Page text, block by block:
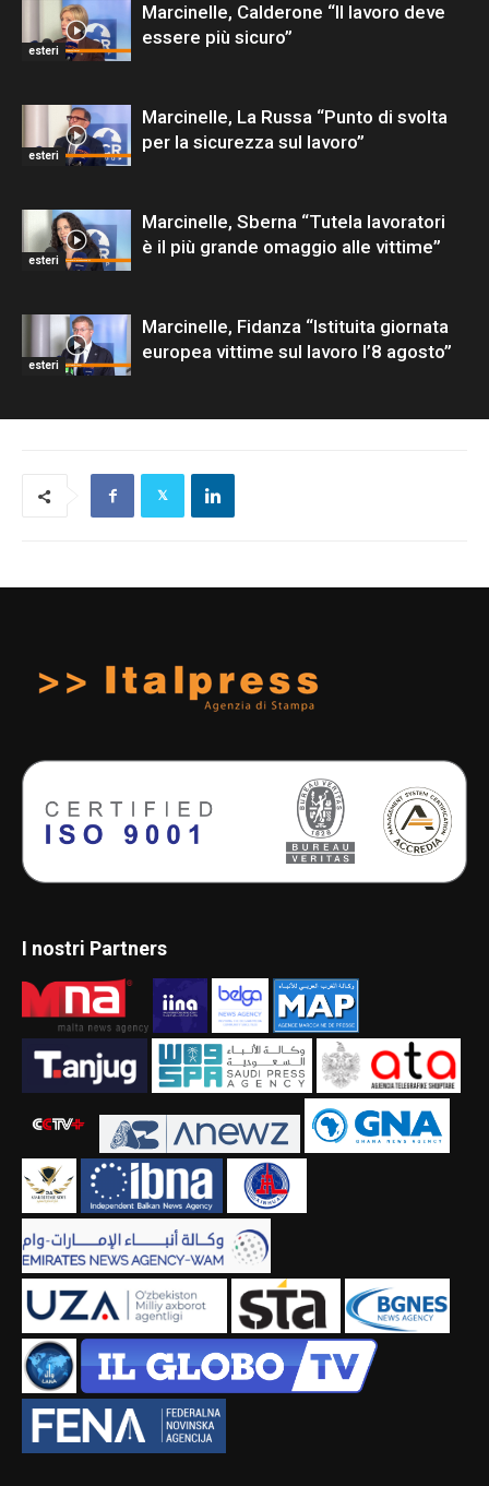
esteri
Marcinelle, Calderone “Il lavoro deve
essere più sicuro”
esteri
Marcinelle, La Russa “Punto di svolta
per la sicurezza sul lavoro”
esteri
Marcinelle, Sberna “Tutela lavoratori
è il più grande omaggio alle vittime”
esteri
Marcinelle, Fidanza “Istituita giornata
europea vittime sul lavoro l’8 agosto”
I nostri Partners